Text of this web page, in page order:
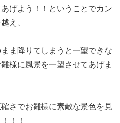
げよう！！ということでカン
え、
ま降りてしまうと一望できな
様に風景を一望させてあげま
さでお雛様に素敵な景色を見
！！